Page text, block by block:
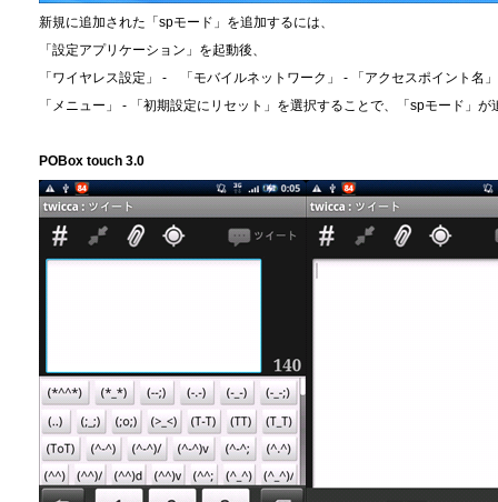
新規に追加された「spモード」を追加するには、
「設定アプリケーション」を起動後、
「ワイヤレス設定」 - 「モバイルネットワーク」 - 「アクセスポイント名
「メニュー」 - 「初期設定にリセット」を選択することで、「spモード」が
POBox touch 3.0